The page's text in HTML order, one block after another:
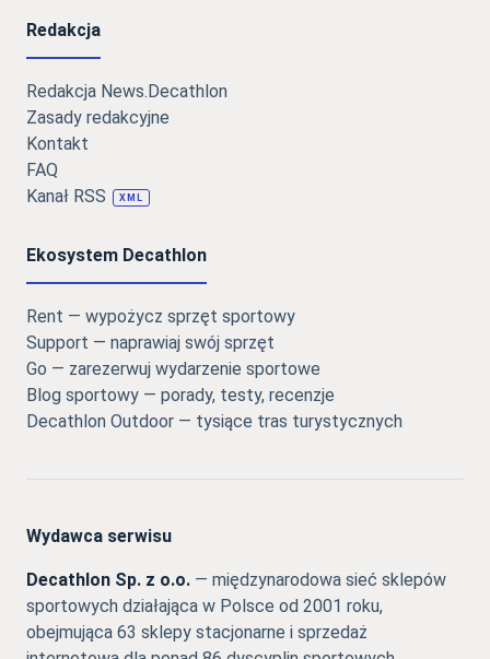
Redakcja
Redakcja News.Decathlon
Zasady redakcyjne
Kontakt
FAQ
Kanał RSS
XML
Ekosystem Decathlon
Rent — wypożycz sprzęt sportowy
Support — naprawiaj swój sprzęt
Go — zarezerwuj wydarzenie sportowe
Blog sportowy — porady, testy, recenzje
Decathlon Outdoor — tysiące tras turystycznych
Wydawca serwisu
Decathlon Sp. z o.o. — międzynarodowa sieć sklepów
sportowych działająca w Polsce od 2001 roku,
obejmująca 63 sklepy stacjonarne i sprzedaż